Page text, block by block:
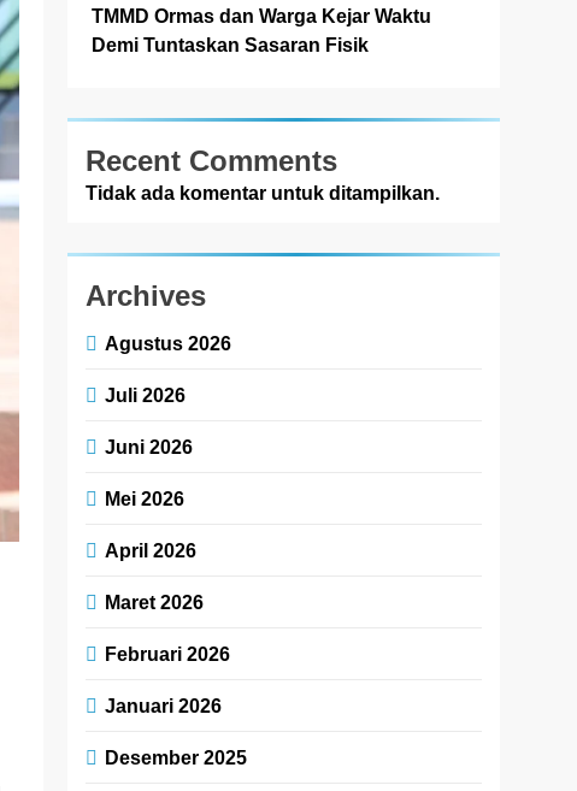
TMMD Ormas dan Warga Kejar Waktu
Demi Tuntaskan Sasaran Fisik
Recent Comments
Tidak ada komentar untuk ditampilkan.
Archives
Agustus 2026
Juli 2026
Juni 2026
Mei 2026
April 2026
Maret 2026
Februari 2026
Januari 2026
Desember 2025